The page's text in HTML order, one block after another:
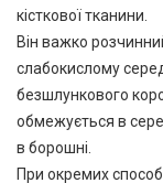
кісткової тканини.
Він важко
слабокислому
безшлункового
обмежується в
в борошні.
При окремих